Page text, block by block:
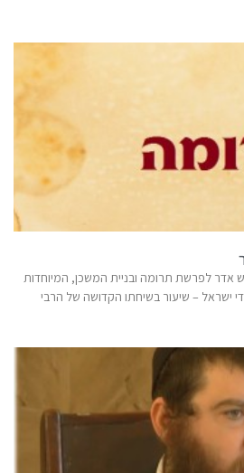
אדר לפרשת תרומה ובניית המשכן, המיוחדות
ישראל – שיעור בשיחתו הקדושה של הרבי